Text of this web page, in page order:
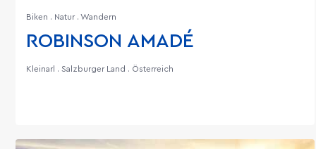
Biken . Natur . Wandern
ROBINSON AMADÉ
Kleinarl . Salzburger Land . Österreich